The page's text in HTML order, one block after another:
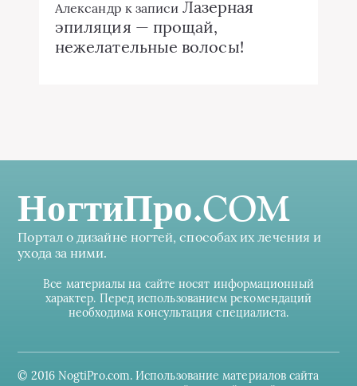
Александр к записи Лазерная
эпиляция — прощай,
нежелательные волосы!
НогтиПро.COM
Портал о дизайне ногтей, способах их лечения и
ухода за ними.
Все материалы на сайте носят информационный
характер. Перед использованием рекомендаций
необходима консультация специалиста.
© 2016 NogtiPro.com. Использование материалов сайта